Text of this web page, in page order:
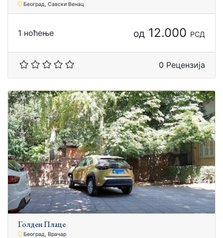
Београд, Савски Венац
1 ноћење од 12.000 РСД
0 Рецензија
Голден Плаце
Београд, Врачар